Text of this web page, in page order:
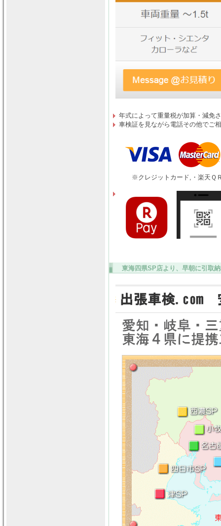
年式によって重量税が加算・減免
車検証を見ながら電話その他でご
※クレジットカード,・楽天Ｑ
東海四県SP店より、早朝に引取